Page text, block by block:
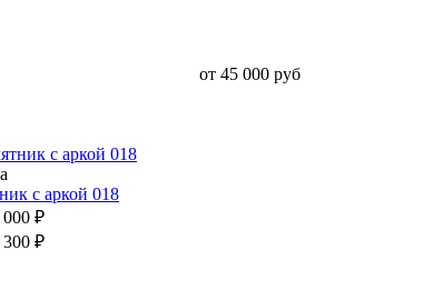
от 45 000 руб
с аркой 018
000 ₽
300 ₽